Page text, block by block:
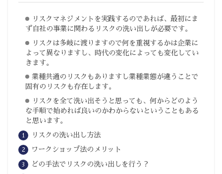
リスクマネジメントを実践するのであれば、最初にま
ず自社の事業に関わるリスクの洗い出しが必要です。
リスクは多岐に渡りますので何を重視するかは企業に
よって異なりますし、時代の変化によっても変化してい
きます。
業種共通のリスクもありますし業種業態が違うことで
固有のリスクも存在します。
リスクを全て洗い出そうと思っても、何からどのよう
な手順で始めれば良いのかわからないということもある
と思います。
リスクの洗い出し方法
ワークショップ法のメリット
どの手法でリスクの洗い出しを行う？